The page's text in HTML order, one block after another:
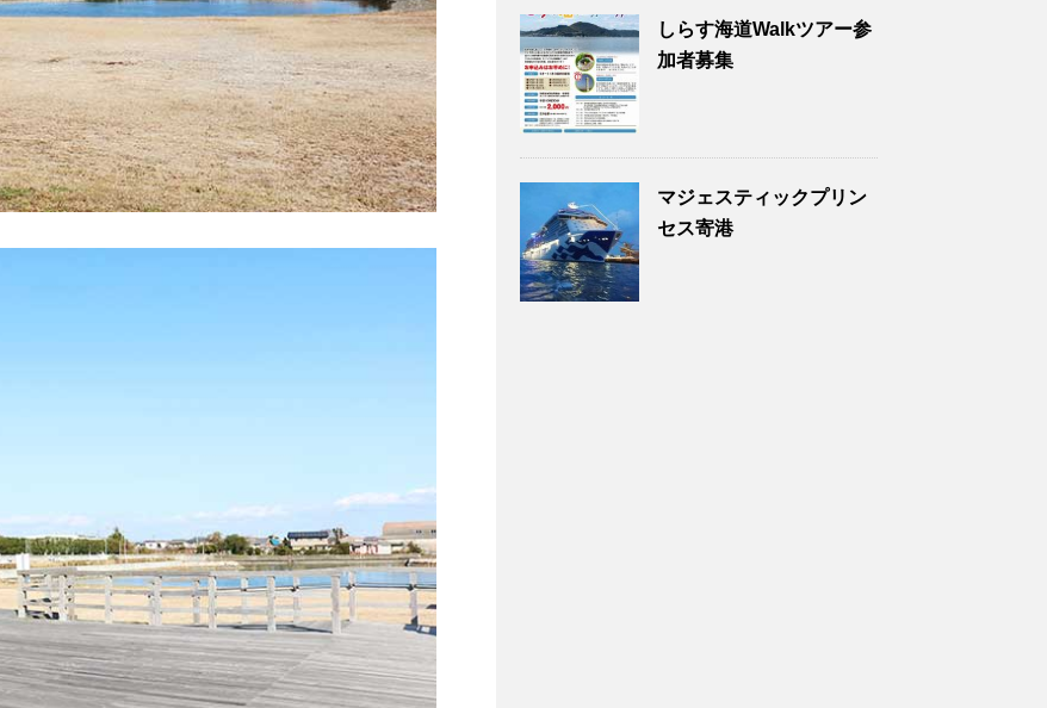
しらす海道Walkツアー参
加者募集
マジェスティックプリン
セス寄港